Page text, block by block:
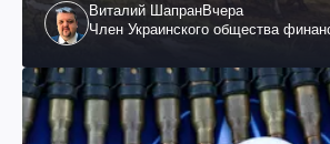
Виталий ШапранВчера
Член Украинского общества